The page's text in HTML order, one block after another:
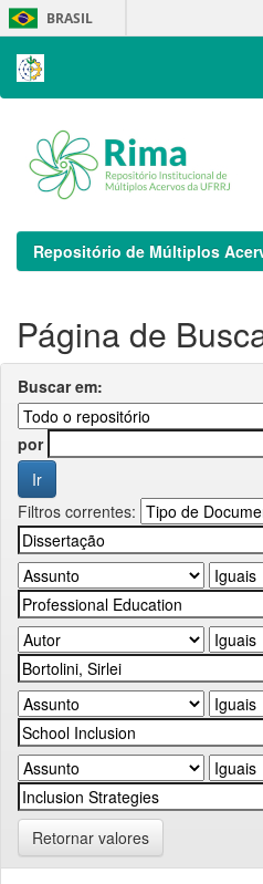
Skip
navigation
BRASIL
Repositório de Múltiplos
Página de
Buscar em:
por
Filtros correntes:
Retornar valores